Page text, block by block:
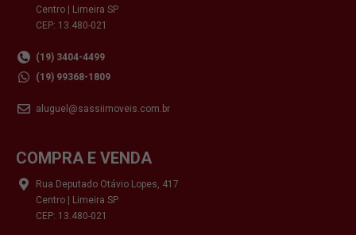
Centro | Limeira SP
CEP: 13.480-021
(19) 3404-4499
(19) 99368-1809
aluguel@sassiimoveis.com.br
COMPRA E VENDA
Rua Deputado Otávio Lopes, 417
Centro | Limeira SP
CEP: 13.480-021